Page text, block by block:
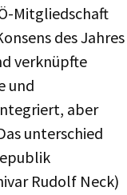
Mitgliedschaft
des Jahres
verknüpfte
und
aber
unterschied
Rudolf Neck)